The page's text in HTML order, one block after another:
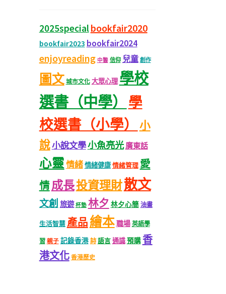
2025specialbookfair2020
bookfair2023 bookfair2024
enjoyreading 中醫 信仰 兒童 創作
圖文 城市文化 大眾心理 學校
選書（中學）
學
校選書（小學）
小
說小說文學小魚亮光廣東話
心靈情緒情緒健康情緒管理 愛
情成長投資理財散文
文創 旅遊 杯墊 林夕 林夕心簡 油畫
生活智慧 產品繪本職場 英語學
習 親子 記錄香港 詩 語言通識預購香
港文化 香港歷史